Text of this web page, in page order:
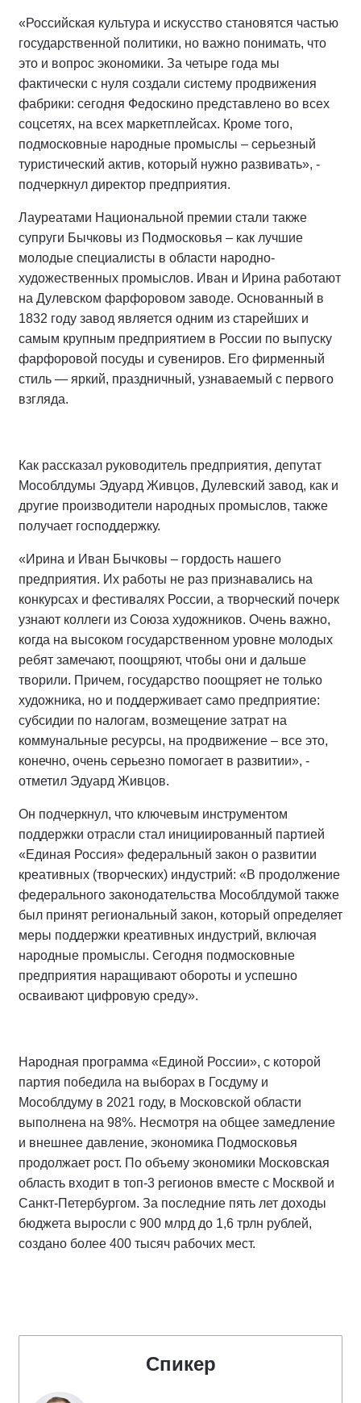
«Российская культура и искусство становятся частью
государственной политики, но важно понимать, что
это и вопрос экономики. За четыре года мы
фактически с нуля создали систему продвижения
фабрики: сегодня Федоскино представлено во всех
соцсетях, на всех маркетплейсах. Кроме того,
подмосковные народные промыслы – серьезный
туристический актив, который нужно развивать», -
подчеркнул директор предприятия.
Лауреатами Национальной премии стали также
супруги Бычковы из Подмосковья – как лучшие
молодые специалисты в области народно-
художественных промыслов. Иван и Ирина работают
на Дулевском фарфоровом заводе. Основанный в
1832 году завод является одним из старейших и
самым крупным предприятием в России по выпуску
фарфоровой посуды и сувениров. Его фирменный
стиль — яркий, праздничный, узнаваемый с первого
взгляда.
Как рассказал руководитель предприятия, депутат
Мособлдумы Эдуард Живцов, Дулевский завод, как и
другие производители народных промыслов, также
получает господдержку.
«Ирина и Иван Бычковы – гордость нашего
предприятия. Их работы не раз признавались на
конкурсах и фестивалях России, а творческий почерк
узнают коллеги из Союза художников. Очень важно,
когда на высоком государственном уровне молодых
ребят замечают, поощряют, чтобы они и дальше
творили. Причем, государство поощряет не только
художника, но и поддерживает само предприятие:
субсидии по налогам, возмещение затрат на
коммунальные ресурсы, на продвижение – все это,
конечно, очень серьезно помогает в развитии», -
отметил Эдуард Живцов.
Он подчеркнул, что ключевым инструментом
поддержки отрасли стал инициированный партией
«Единая Россия» федеральный закон о развитии
креативных (творческих) индустрий: «В продолжение
федерального законодательства Мособлдумой также
был принят региональный закон, который определяет
меры поддержки креативных индустрий, включая
народные промыслы. Сегодня подмосковные
предприятия наращивают обороты и успешно
осваивают цифровую среду».
Народная программа «Единой России», с которой
партия победила на выборах в Госдуму и
Мособлдуму в 2021 году, в Московской области
выполнена на 98%. Несмотря на общее замедление
и внешнее давление, экономика Подмосковья
продолжает рост. По объему экономики Московская
область входит в топ-3 регионов вместе с Москвой и
Санкт-Петербургом. За последние пять лет доходы
бюджета выросли с 900 млрд до 1,6 трлн рублей,
создано более 400 тысяч рабочих мест.
Спикер